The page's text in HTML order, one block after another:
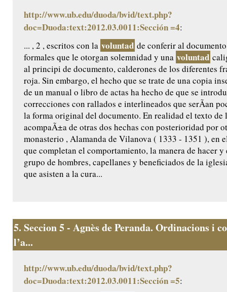
http://www.ub.edu/duoda/bvid/text.php?
doc=Duoda:text:2012.03.0011:Sección =4:
... , 2 , escritos con la voluntad de conferir al
formales que le otorgan solemnidad y una voluntad
al principi de documento, calderones de los diferentes
roja. Sin embargo, el hecho que se trate de una copia
de un manual o libro de actas ha hecho de que se
correcciones con rallados e interlineados que serÃ­an
la forma original del documento. En realidad el texto de
acompaÃ±a de otras dos hechas con posterioridad por
monasterio , Alamanda de Vilanova ( 1333 - 1351 ), en
que completan el comportamiento, la manera de hacer
grupo de hombres, capellanes y beneficiados de la
que asisten a la cura...
5. Seccion 5 - Agnès de Peranda. Ordinacions i
l’a...
http://www.ub.edu/duoda/bvid/text.php?
doc=Duoda:text:2012.03.0011:Sección =5: